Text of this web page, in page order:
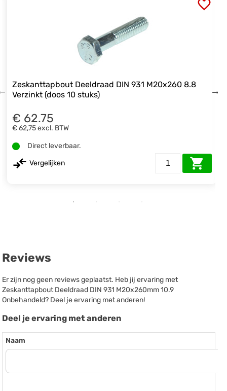
Zeskanttapbout Deeldraad DIN 931 M20x260 8.8
Verzinkt (doos 10 stuks)
€ 62.75
€ 62,75excl. BTW
Direct leverbaar.
Vergelijken
Reviews
Er zijn nog geen reviews geplaatst. Heb jij ervaring met
Zeskanttapbout Deeldraad DIN 931 M20x260mm 10.9
Onbehandeld? Deel je ervaring met anderen!
Deel je ervaring met anderen
Naam